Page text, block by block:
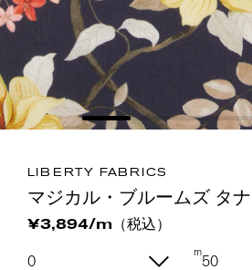
LIBERTY FABRICS
マジカル・ブルームズ タ
¥3,894/m（税込）
m